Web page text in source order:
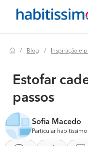
Blog Inspiração e
Estofar
passos
Sofia Macedo
Particular